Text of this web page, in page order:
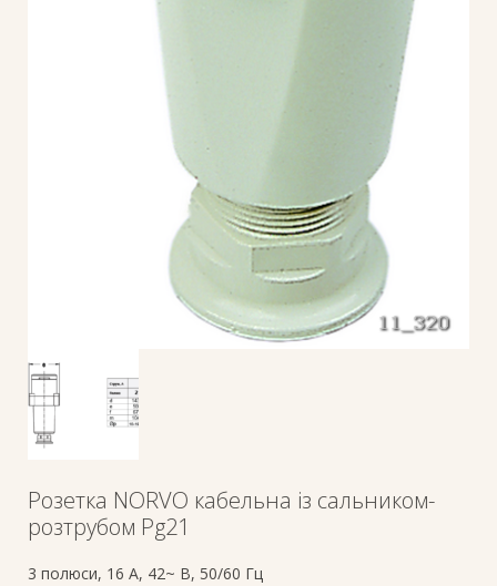
Розетка NORVO кабельна із сальником-
розтрубом Pg21
3 полюси, 16 A, 42~ В, 50/60 Гц